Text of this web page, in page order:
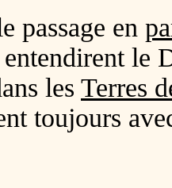
passage en
le
les Terres
toujours